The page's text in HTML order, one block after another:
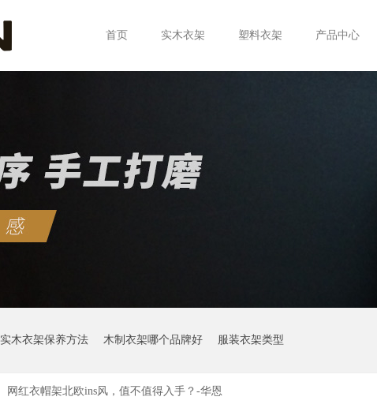
首页 实木衣架 塑料衣架 产品中心
实木衣架保养方法 木制衣架哪个品牌好 服装衣架类型
网红衣帽架北欧ins风，值不值得入手？-华恩